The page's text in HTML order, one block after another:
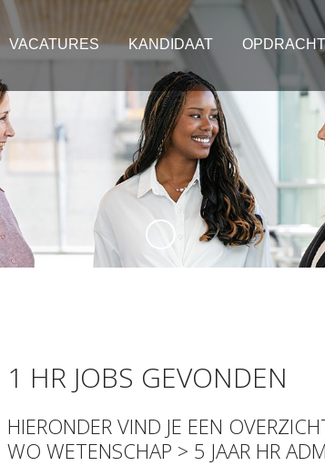
VACATURES KANDIDAAT
1 HR JOBS GEVONDEN
HIERONDER VIND JE EEN
WO WETENSCHAP > 5 JAAR HR